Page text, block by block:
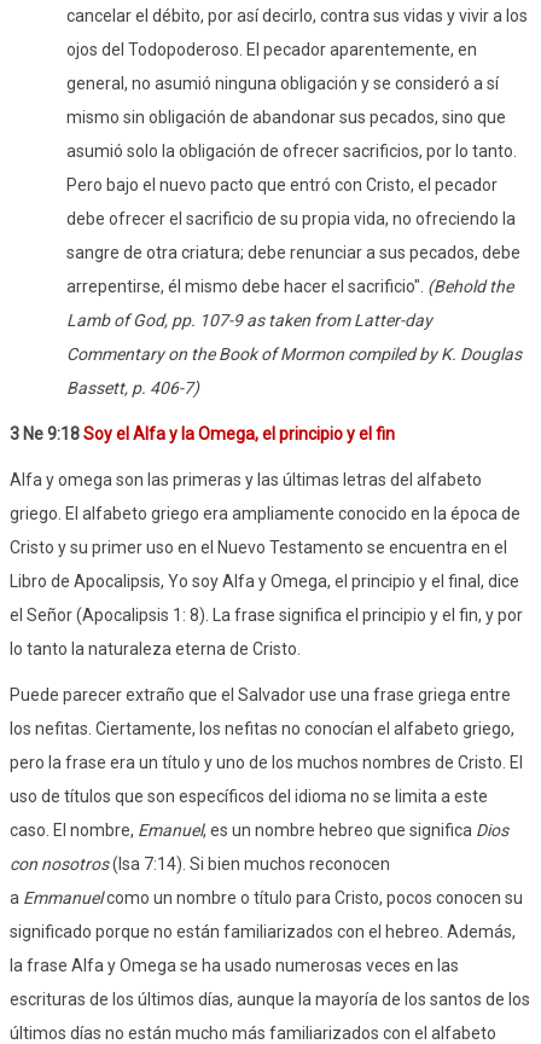
cancelar el débito, por así decirlo, contra sus vidas y vivir a los
ojos del Todopoderoso. El pecador aparentemente, en
general, no asumió ninguna obligación y se consideró a sí
mismo sin obligación de abandonar sus pecados, sino que
asumió solo la obligación de ofrecer sacrificios, por lo tanto.
Pero bajo el nuevo pacto que entró con Cristo, el pecador
debe ofrecer el sacrificio de su propia vida, no ofreciendo la
sangre de otra criatura; debe renunciar a sus pecados, debe
arrepentirse, él mismo debe hacer el sacrificio". (Behold the
Lamb of God, pp. 107-9 as taken from Latter-day
Commentary on the Book of Mormon compiled by K. Douglas
Bassett, p. 406-7)
3 Ne 9:18Soy el Alfa y la Omega, el principio y el fin
Alfa y omega son las primeras y las últimas letras del alfabeto
griego. El alfabeto griego era ampliamente conocido en la época de
Cristo y su primer uso en el Nuevo Testamento se encuentra en el
Libro de Apocalipsis, Yo soy Alfa y Omega, el principio y el final, dice
el Señor (Apocalipsis 1: 8). La frase significa el principio y el fin, y por
lo tanto la naturaleza eterna de Cristo.
Puede parecer extraño que el Salvador use una frase griega entre
los nefitas. Ciertamente, los nefitas no conocían el alfabeto griego,
pero la frase era un título y uno de los muchos nombres de Cristo. El
uso de títulos que son específicos del idioma no se limita a este
caso. El nombre, Emanuel, es un nombre hebreo que significa Dios
con nosotros(Isa 7:14). Si bien muchos reconocen
a Emmanuelcomo un nombre o título para Cristo, pocos conocen su
significado porque no están familiarizados con el hebreo. Además,
la frase Alfa y Omega se ha usado numerosas veces en las
escrituras de los últimos días, aunque la mayoría de los santos de los
últimos días no están mucho más familiarizados con el alfabeto